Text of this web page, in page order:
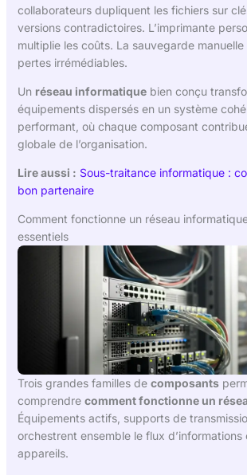
collaborateurs dupliquent les fichiers sur
versions contradictoires. L’imprimante
multiplie les coûts. La sauvegarde
pertes irrémédiables.
Un réseau informatiquebien conçu
équipements dispersés en un système
performant, où chaque composant
globale de l’organisation.
Lire aussi : Sous-traitance informatique :
bon partenaire
Comment fonctionne un réseau
essentiels
Trois grandes familles de composants
comprendre comment fonctionne un
Équipements actifs, supports de
orchestrent ensemble le flux d’informations
appareils.